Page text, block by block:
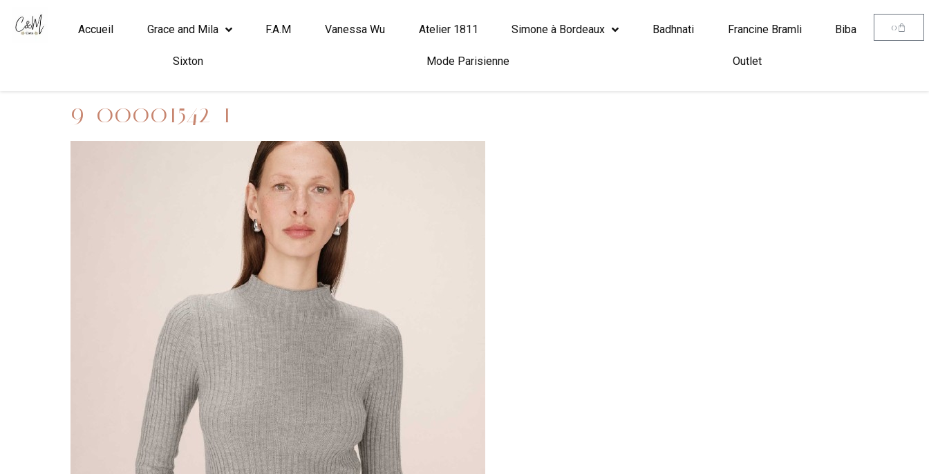
0
Accueil Grace and Mila F.A.M Vanessa Wu Atelier 1811 Simone à Bordeaux Badhnati Francine Bramli Biba
Sixton Mode Parisienne Outlet
9_00001542_1